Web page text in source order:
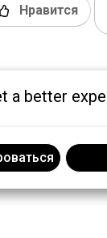
Нравится
a better